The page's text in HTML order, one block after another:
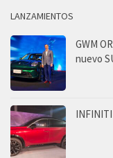
LANZAMIENTOS
GWM
nuevo